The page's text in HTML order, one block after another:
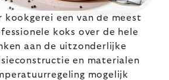
kookgerei een van de meest
koks over de hele
aan de uitzonderlijke
en materialen
mogelijk